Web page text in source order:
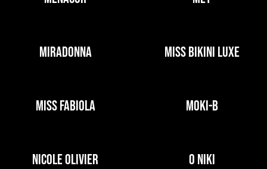
MIRADONNA MISS BIKINI LUXE
MISS FABIOLA MOKI-B
NICOLE OLIVIER O NIKI